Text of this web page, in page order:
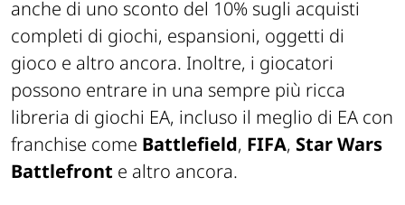
anche di uno sconto del 10% sugli acquisti
completi di giochi, espansioni, oggetti di
gioco e altro ancora. Inoltre, i giocatori
possono entrare in una sempre più ricca
libreria di giochi EA, incluso il meglio di EA con
franchise come Battlefield, FIFA, Star Wars
Battlefront e altro ancora.